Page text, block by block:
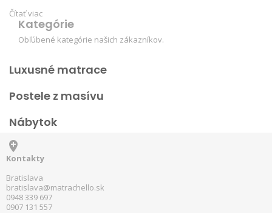
Čítať viac
Kategórie
Obľúbené kategórie našich zákazníkov.
Luxusné matrace
Postele z masívu
Nábytok

Kontakty
Bratislava
bratislava@matrachello.sk
0948 339 697
0907 131 557